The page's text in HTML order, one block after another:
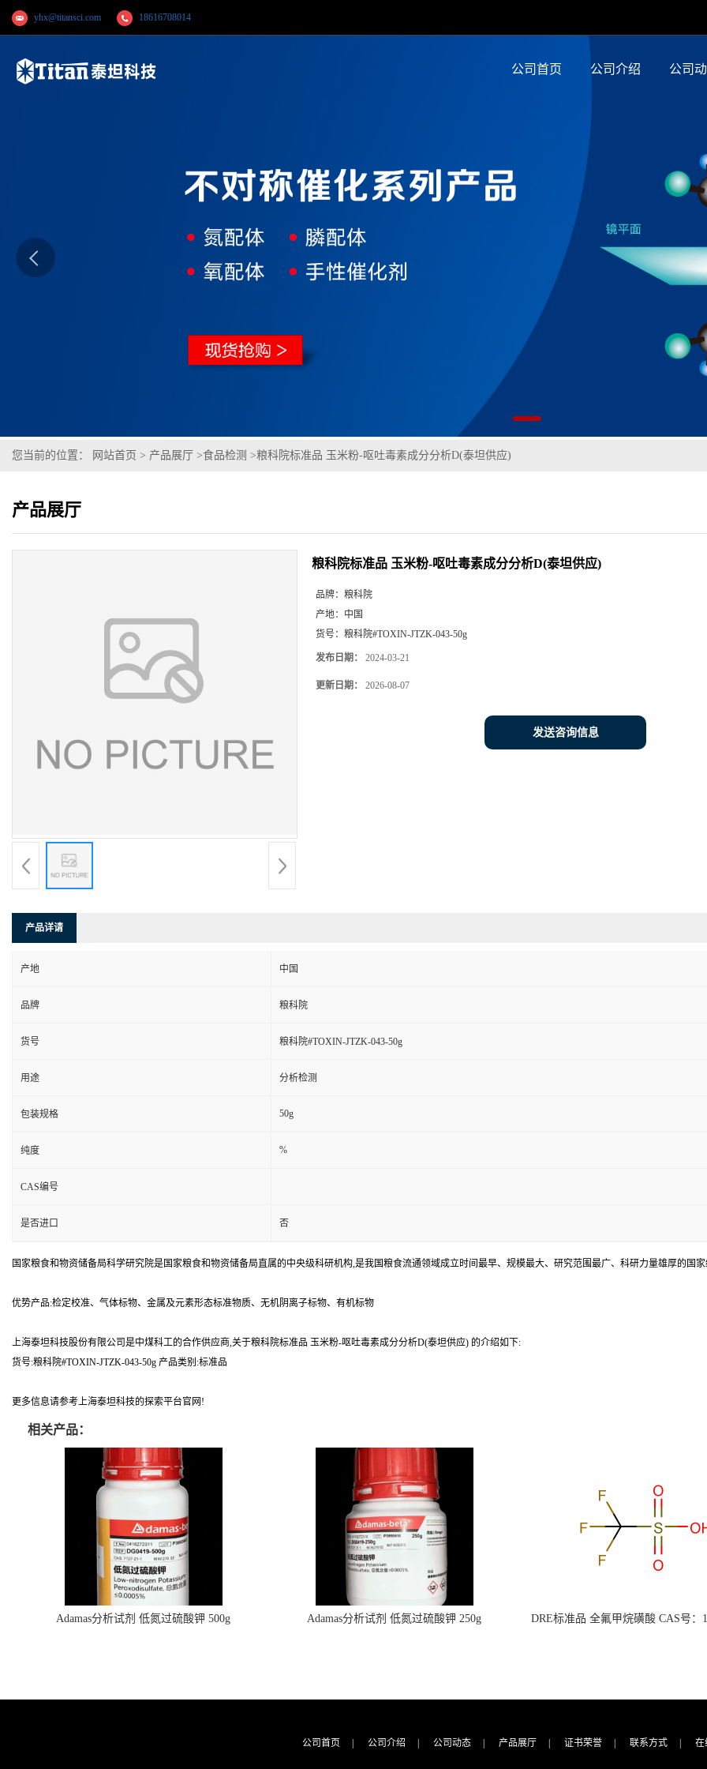
yhx@titansci.com 18616708014
公司首页 公司介绍 公司
您当前的位置： 网站首页 > 产品展厅 >食品检测 >粮科院标准品 玉米粉‐呕吐毒素成分分析D(泰坦供应)
产品展厅
粮科院标准品 玉米粉‐呕吐毒素成分分析D(泰坦供应)
品牌： 粮科院
产地： 中国
货号： 粮科院#TOXIN-JTZK-043-50g
发布日期： 2024-03-21
更新日期： 2026-08-07
发送咨询信息
产品详请
产地 中国
品牌 粮科院
货号 粮科院#TOXIN-JTZK-043-50g
用途 分析检测
包装规格 50g
纯度 %
CAS编号
是否进口 否
国家粮食和物资储备局科学研究院是国家粮食和物资储备局直属的中央级科研机构,是我国粮食流通领域成立时间最早、规模最大、研究范围最广、科研力量雄厚的国家
优势产品:检定校准、气体标物、金属及元素形态标准物质、无机阴离子标物、有机标物
上海泰坦科技股份有限公司是中煤科工的合作供应商,关于粮科院标准品 玉米粉‐呕吐毒素成分分析D(泰坦供应) 的介绍如下:
货号:粮科院#TOXIN-JTZK-043-50g 产品类别:标准品
更多信息请参考上海泰坦科技的探索平台官网!
相关产品：
Adamas分析试剂 低氮过硫酸钾 500g
Adamas分析试剂 低氮过硫酸钾 250g
DRE标准品 全氟甲烷磺酸 CAS号：
公司首页 | 公司介绍 | 公司动态 | 产品展厅 | 证书荣誉 | 联系方式 | 在